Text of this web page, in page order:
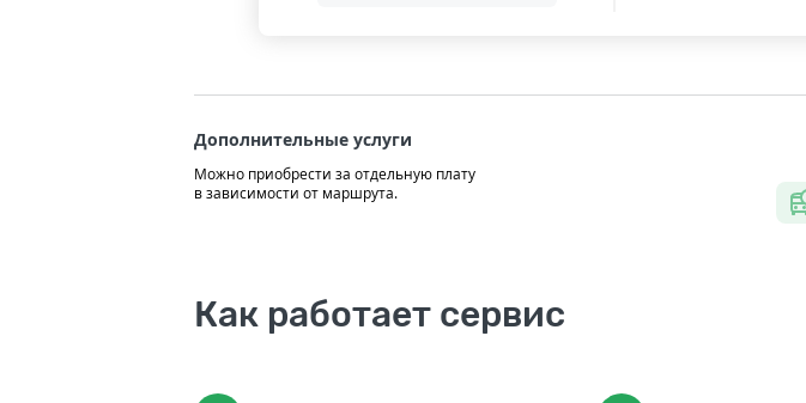
Дополнительные услуги
Можно приобрести за отдельную плату
в зависимости от маршрута.
Как работает сервис